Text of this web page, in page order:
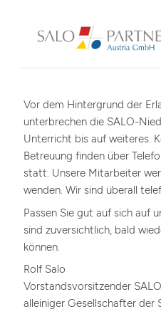
Vor dem Hintergrund der
unterbrechen die SALO-
Unterricht bis auf weiteres.
Betreuung finden über
statt. Unsere Mitarbeiter
wenden. Wir sind überall
Passen Sie gut auf sich auf
sind zuversichtlich, bald
können.
Rolf Salo
Vorstandsvorsitzender
alleiniger Gesellschafter der